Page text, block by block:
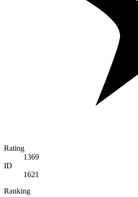
Rating
1369
ID
1621
Ranking